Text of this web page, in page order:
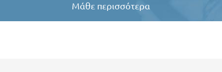
Μάθε περισσότερα